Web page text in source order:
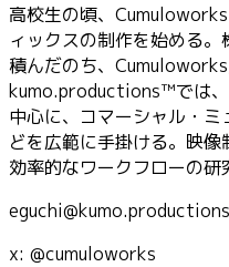
高校生の頃、
ィックスの制作を始める
積んだのち、
kumo.productions™では、
中心に、コマーシャル・
どを広範に手掛ける。映像
効率的なワークフローの研
eguchi@kumo.productions
x: @cumuloworks